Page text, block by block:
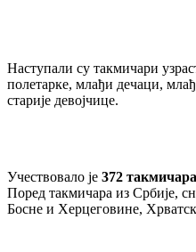
Наступали су такмичари
полетарке, млађи дечаци,
старије девојчице.
Учествовало је 372
Поред такмичара из Србије,
Босне и Херцеговине,